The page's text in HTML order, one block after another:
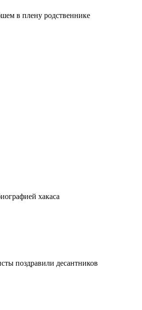
в плену родственнике
хакаса
поздравили десантников